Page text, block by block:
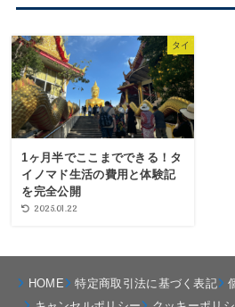
タイ
1ヶ月半でここまでできる！タ
イノマド生活の費用と体験記
を完全公開
2025.01.22
HOME 特定商取引法に基づく表記